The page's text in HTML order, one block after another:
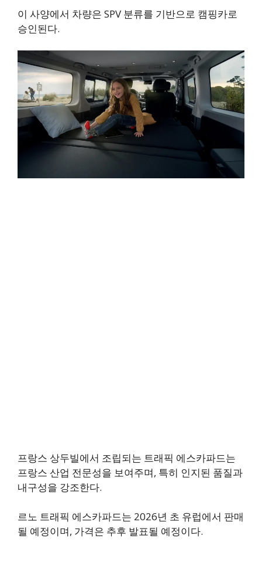
이 사양에서 차량은 SPV 분류를 기반으로 캠핑카로
승인된다.
프랑스 상두빌에서 조립되는 트래픽 에스카파드는
프랑스 산업 전문성을 보여주며, 특히 인지된 품질과
내구성을 강조한다.
르노 트래픽 에스카파드는 2026년 초 유럽에서 판매
될 예정이며, 가격은 추후 발표될 예정이다.